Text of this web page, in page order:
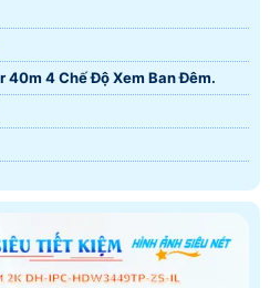
40m 4 Chế Độ Xem Ban Đêm.